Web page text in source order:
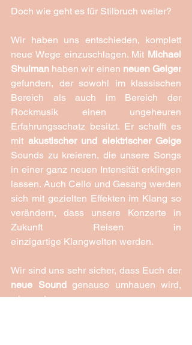
Doch wie geht es für Stilbruch weiter?
Wir haben uns entschieden, komplett
neue Wege einzuschlagen. Mit Michael
Shulman haben wir einen neuen Geiger
gefunden, der sowohl im klassischen
Bereich als auch im Bereich der
Rockmusik einen ungeheuren
Erfahrungsschatz besitzt. Er schafft es
mit akustischer und elektrischer Geige
Sounds zu kreieren, die unsere Songs
in einer ganz neuen Intensität erklingen
lassen. Auch Cello und Gesang werden
sich mit gezielten Effekten im Klang so
verändern, dass unsere Konzerte in
Zukunft Reisen in
einzigartige Klangwelten werden.
Wir sind uns sehr sicher, dass Euch der
neue Sound genauso umhauen wird,
wie uns!